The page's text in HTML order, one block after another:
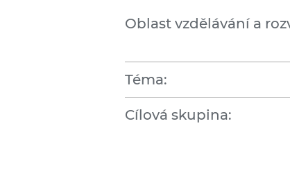
Oblast vzdělávání a
Téma:
Cílová skupina: